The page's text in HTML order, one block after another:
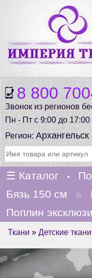
8 800
Звонок из регионов
Пн - Пт с 9:00 до
Регион:Архангельск
☰ Каталог •
Бязь 150 см ☆
Поплин
Ткани » Детские ткани